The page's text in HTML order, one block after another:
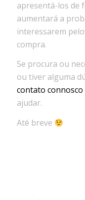
apresentá-los de
aumentará a
interessarem
compra.
Se procura ou
ou tiver alguma
contato connosco
ajudar.
Até breve